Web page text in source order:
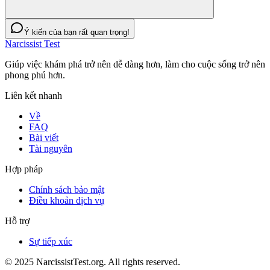
Ý kiến của bạn rất quan trọng!
Narcissist Test
Giúp việc khám phá trở nên dễ dàng hơn, làm cho cuộc sống trở nên
phong phú hơn.
Liên kết nhanh
Về
FAQ
Bài viết
Tài nguyên
Hợp pháp
Chính sách bảo mật
Điều khoản dịch vụ
Hỗ trợ
Sự tiếp xúc
© 2025 NarcissistTest.org. All rights reserved.